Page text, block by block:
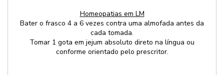
Homeopatias em LM
Bater o frasco 4 a 6 vezes contra uma almofada antes da
cada tomada.
Tomar 1 gota em jejum absoluto direto na língua ou
conforme orientado pelo prescritor.